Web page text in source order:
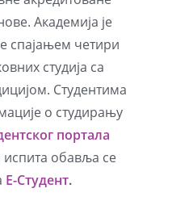
Академија је
спајањем четири
студија са
Студентима
о студирању
портала
испита обавља се
Е-Студент.